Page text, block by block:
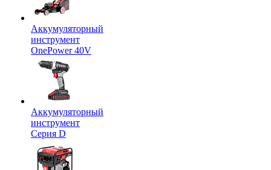
Аккумуляторный
инструмент
OnePower 40V
Аккумуляторный
инструмент
Серия D